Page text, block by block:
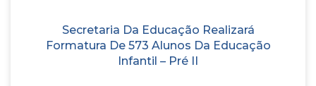
Secretaria Da Educação Realizará
Formatura De 573 Alunos Da Educação
Infantil – Pré II